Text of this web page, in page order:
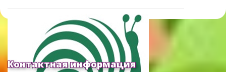
Контактная информация